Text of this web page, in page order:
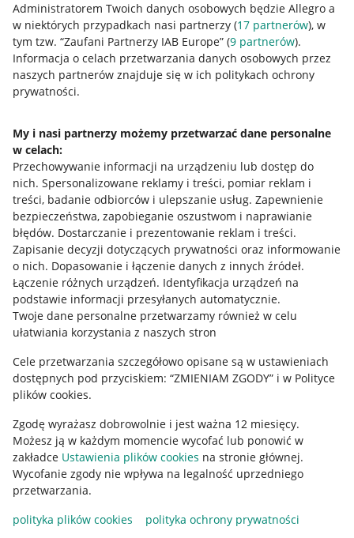
Administratorem Twoich danych osobowych będzie Allegro a
w niektórych przypadkach nasi partnerzy (17 partnerów), w
tym tzw. “Zaufani Partnerzy IAB Europe” (9 partnerów).
Informacja o celach przetwarzania danych osobowych przez
naszych partnerów znajduje się w ich politykach ochrony
prywatności.
My i nasi partnerzy możemy przetwarzać dane personalne
w celach:
Przechowywanie informacji na urządzeniu lub dostęp do
nich. Spersonalizowane reklamy i treści, pomiar reklam i
treści, badanie odbiorców i ulepszanie usług. Zapewnienie
bezpieczeństwa, zapobieganie oszustwom i naprawianie
błędów. Dostarczanie i prezentowanie reklam i treści.
Zapisanie decyzji dotyczących prywatności oraz informowanie
o nich. Dopasowanie i łączenie danych z innych źródeł.
Łączenie różnych urządzeń. Identyfikacja urządzeń na
podstawie informacji przesyłanych automatycznie.
Twoje dane personalne przetwarzamy również w celu
ułatwiania korzystania z naszych stron
Cele przetwarzania szczegółowo opisane są w ustawieniach
dostępnych pod przyciskiem: “ZMIENIAM ZGODY” i w Polityce
plików cookies.
Zgodę wyrażasz dobrowolnie i jest ważna 12 miesięcy.
Możesz ją w każdym momencie wycofać lub ponowić w
zakładce Ustawienia plików cookies na stronie głównej.
Wycofanie zgody nie wpływa na legalność uprzedniego
przetwarzania.
polityka plików cookies
polityka ochrony prywatności
Przydatne informacje
Jak to działa
Allegro Gadane dla sprzedających
Allegro Gadane dla kupujących
Mapa miejscowości
Informacje prawne
Regulamin
Polityka plików "cookies"
Ustawienia plików "cookies"
Udostępnianie lokalizacji
Informacje dla Aktu o Usługach Cyfrowych
Pobierz aplikację